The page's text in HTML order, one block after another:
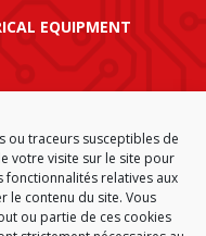
ou traceurs susceptibles de
votre visite sur le site pour
relatives aux
le contenu du site. Vous
ou partie de ces cookies
EQUIPMENT
Norvège
EXUPÉRY